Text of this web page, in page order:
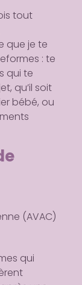
tout
que je te
: te
qui te
qu’il soit
bébé, ou
(AVAC)
qui